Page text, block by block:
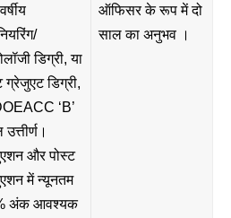
डिग्री, या
ग्रेजुएट डिग्री,
‘B’
और पोस्ट
में न्यूनतम
अंक आवश्यक
ऑफिसर के रूप में दो
साल का अनुभव ।